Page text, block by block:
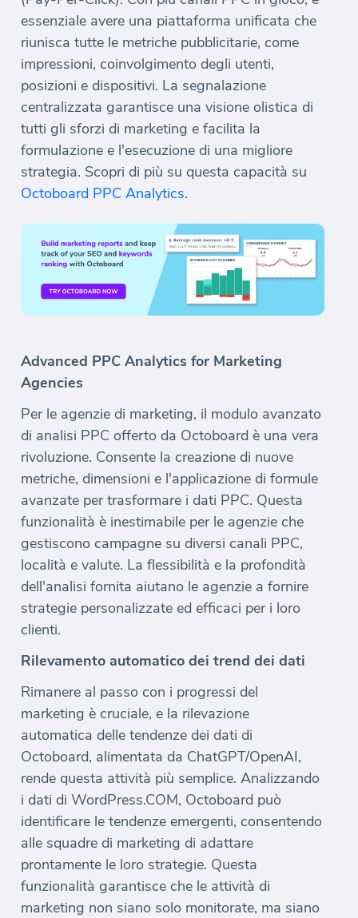
essenziale avere una piattaforma unificata che
riunisca tutte le metriche pubblicitarie, come
impressioni, coinvolgimento degli utenti,
posizioni e dispositivi. La segnalazione
centralizzata garantisce una visione olistica di
tutti gli sforzi di marketing e facilita la
formulazione e l'esecuzione di una migliore
strategia. Scopri di più su questa capacità su
Octoboard PPC Analytics.
Advanced PPC Analytics for Marketing
Agencies
Per le agenzie di marketing, il modulo avanzato
di analisi PPC offerto da Octoboard è una vera
rivoluzione. Consente la creazione di nuove
metriche, dimensioni e l'applicazione di formule
avanzate per trasformare i dati PPC. Questa
funzionalità è inestimabile per le agenzie che
gestiscono campagne su diversi canali PPC,
località e valute. La flessibilità e la profondità
dell'analisi fornita aiutano le agenzie a fornire
strategie personalizzate ed efficaci per i loro
clienti.
Rilevamento automatico dei trend dei dati
Rimanere al passo con i progressi del
marketing è cruciale, e la rilevazione
automatica delle tendenze dei dati di
Octoboard, alimentata da ChatGPT/OpenAI,
rende questa attività più semplice. Analizzando
i dati di WordPress.COM, Octoboard può
identificare le tendenze emergenti, consentendo
alle squadre di marketing di adattare
prontamente le loro strategie. Questa
funzionalità garantisce che le attività di
marketing non siano solo monitorate, ma siano